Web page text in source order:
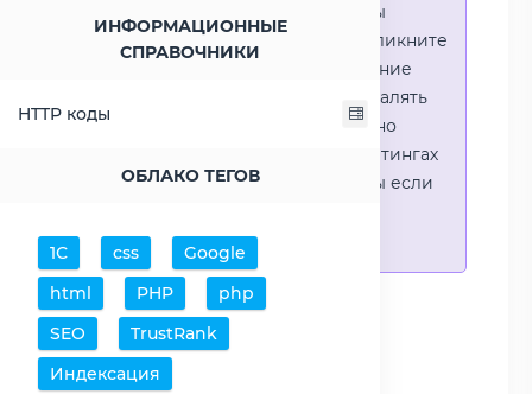
ИНФОРМАЦИОННЫЕ
СПРАВОЧНИКИ
HTTP коды
ОБЛАКО ТЕГОВ
1С css
Google
html
PHP
php
SEO
TrustRank
Индексация
Для того что-бы
выделить процессор - кликните
на его название. Выделение
позволяет выборочно удалять
процессоры или наглядно
видеть результаты в рейтингах
(Во избежении путаницы если
процессоров)
Добавить процессоры
Очистить таблицу